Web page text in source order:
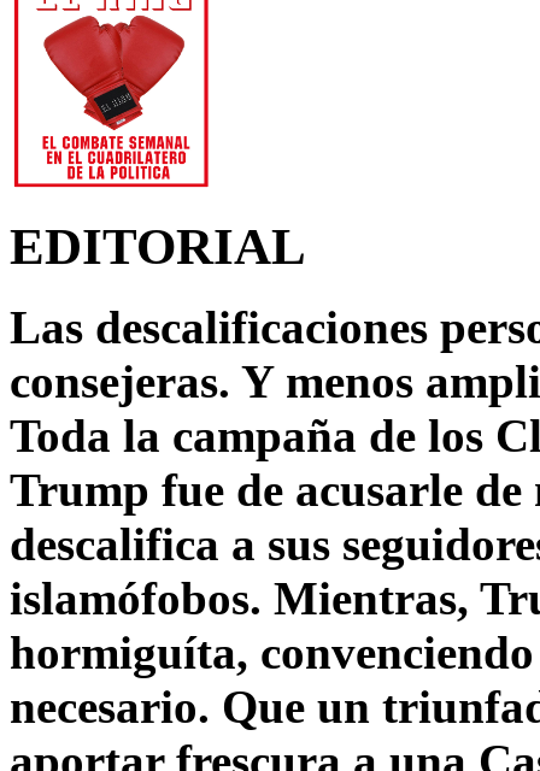
EDITORIAL
Las descalificaciones
consejeras. Y menos
Toda la campaña de los
Trump fue de acusarle
descalifica a sus
islamófobos. Mientras,
hormiguíta,
necesario. Que un
aportar frescura a una